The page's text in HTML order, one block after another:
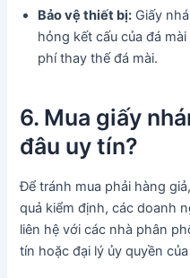
Bảo vệ thiết bị: Giấy
hỏng kết cấu của đá
phí thay thế đá mài.
6. Mua giấy
đâu uy tín?
Để tránh mua phải hàng
quả kiểm định, các doanh
liên hệ với các nhà phân
tín hoặc đại lý ủy quyền